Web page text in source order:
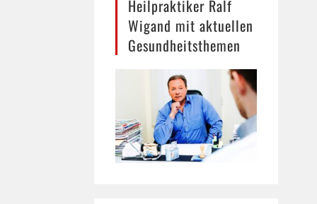
Heilpraktiker Ralf
Wigand mit aktuellen
Gesundheitsthemen